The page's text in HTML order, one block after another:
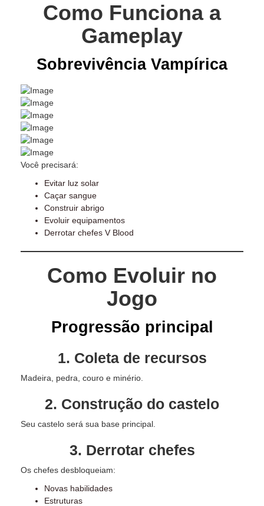
Como Funciona a
Gameplay
Sobrevivência Vampírica
Você precisará:
Evitar luz solar
Caçar sangue
Construir abrigo
Evoluir equipamentos
Derrotar chefes V Blood
Como Evoluir no
Jogo
Progressão principal
1. Coleta de recursos
Madeira, pedra, couro e minério.
2. Construção do castelo
Seu castelo será sua base principal.
3. Derrotar chefes
Os chefes desbloqueiam:
Novas habilidades
Estruturas